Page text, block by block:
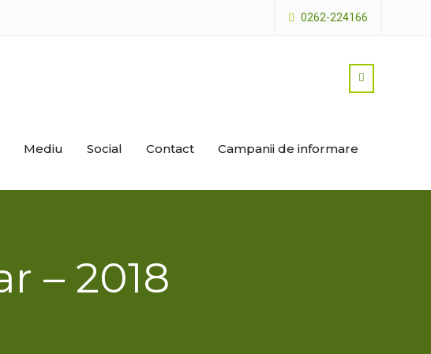
0262-224166
Mediu Social Contact Campanii de informare
– 2018